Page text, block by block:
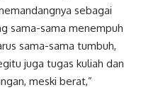
sebagai
sama-sama menempuh
sama-sama tumbuh,
juga tugas kuliah dan
meski berat,”